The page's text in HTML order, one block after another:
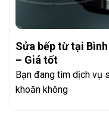
Sửa bếp từ tại
– Giá tốt
Bạn đang tìm dịch vụ
khoăn không